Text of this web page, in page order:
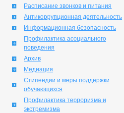
Расписание звонков и питания
Антикоррупционная деятельность
Информационная безопасность
Профилактика асоциального
поведения
Архив
Медиация
Стипендии и меры поддержки
обучающихся
Профилактика терроризма и
экстремизма